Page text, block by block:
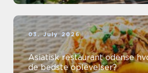
03. July 2026
Asiatisk restaurant odense hvor finder du
de bedste oplevelser?